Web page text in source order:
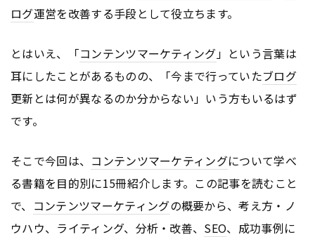
ログ運営を改善する手段として役立ちます。
とはいえ、「コンテンツマーケティング」という言葉は
耳にしたことがあるものの、「今まで行っていたブログ
更新とは何が異なるのか分からない」いう方もいるはず
です。
そこで今回は、 コンテンツマーケティングについて学べ
る書籍を目的別に15冊紹介します。この記事を読むこと
で、 コンテンツマーケティングの概要から、考え方・ノ
ウハウ、ライティング、分析・改善、 SEO、成功事例に